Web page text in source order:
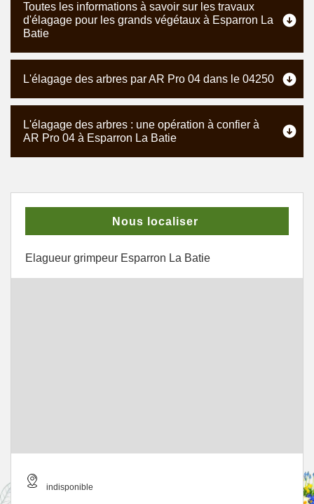
Toutes les informations à savoir sur les travaux
d'élagage pour les grands végétaux à Esparron La
Batie
L'élagage des arbres par AR Pro 04 dans le 04250
L'élagage des arbres : une opération à confier à
AR Pro 04 à Esparron La Batie
Nous localiser
Elagueur grimpeur Esparron La Batie
indisponible